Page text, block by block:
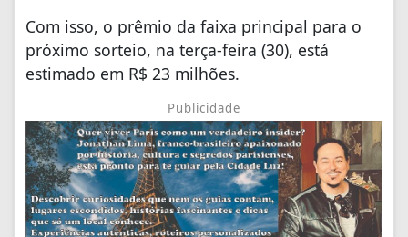
Com isso, o prêmio da faixa principal para o
próximo sorteio, na terça-feira (30), está
estimado em R$ 23 milhões.
Publicidade